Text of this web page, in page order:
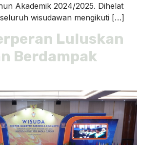
Akademik 2024/2025. Dihelat
wisudawan mengikuti […]
Luluskan
Berdampak